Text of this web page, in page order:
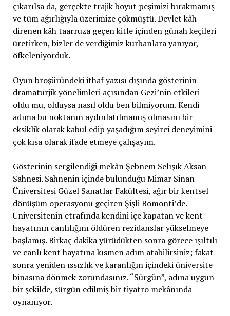
çıkarılsa da, gerçekte trajik boyut peşimizi bırakmamış
ve tüm ağırlığıyla üzerimize çökmüştü. Devlet kâh
direnen kâh taarruza geçen kitle içinden günah keçileri
üretirken, bizler de verdiğimiz kurbanlara yanıyor,
öfkeleniyorduk.
Oyun broşüründeki ithaf yazısı dışında gösterinin
dramaturjik yönelimleri açısından Gezi’nin etkileri
oldu mu, olduysa nasıl oldu ben bilmiyorum. Kendi
adıma bu noktanın aydınlatılmamış olmasını bir
eksiklik olarak kabul edip yaşadığım seyirci deneyimini
çok kısa olarak ifade etmeye çalışayım.
Gösterinin sergilendiği mekân Şebnem Selışık Aksan
Sahnesi. Sahnenin içinde bulunduğu Mimar Sinan
Üniversitesi Güzel Sanatlar Fakültesi, ağır bir kentsel
dönüşüm operasyonu geçiren Şişli Bomonti’de.
Üniversitenin etrafında kendini içe kapatan ve kent
hayatının canlılığını öldüren rezidanslar yükselmeye
başlamış. Birkaç dakika yürüdükten sonra görece ışıltılı
ve canlı kent hayatına kısmen adım atabilirsiniz; fakat
sonra yeniden ıssızlık ve karanlığın içindeki üniversite
binasına dönmek zorundasınız. “Sürgün”, adına uygun
bir şekilde, sürgün edilmiş bir tiyatro mekânında
oynanıyor.